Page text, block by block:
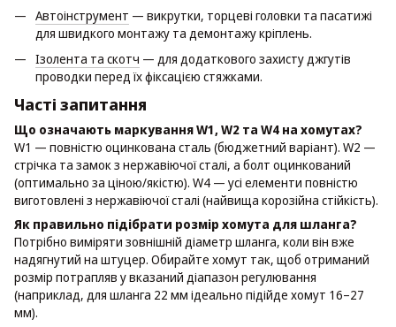
Автоінструмент — викрутки, торцеві головки та пасатижі
для швидкого монтажу та демонтажу кріплень.
Ізолента та скотч — для додаткового захисту джгутів
проводки перед їх фіксацією стяжками.
Часті запитання
Що означають маркування W1, W2 та W4 на хомутах?
W1 — повністю оцинкована сталь (бюджетний варіант). W2 —
стрічка та замок з нержавіючої сталі, а болт оцинкований
(оптимально за ціною/якістю). W4 — усі елементи повністю
виготовлені з нержавіючої сталі (найвища корозійна стійкість).
Як правильно підібрати розмір хомута для шланга?
Потрібно виміряти зовнішній діаметр шланга, коли він вже
надягнутий на штуцер. Обирайте хомут так, щоб отриманий
розмір потрапляв у вказаний діапазон регулювання
(наприклад, для шланга 22 мм ідеально підійде хомут 16–27
мм).